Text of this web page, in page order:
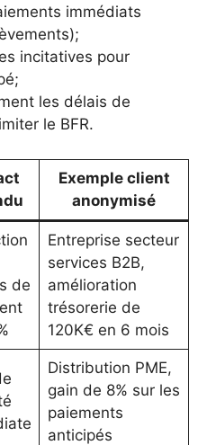
immédiats
incitatives pour
les délais de
le BFR.
Exemple client
anonymisé
de
Entreprise secteur
services B2B,
amélioration
trésorerie de
120K€ en 6 mois
Distribution PME,
gain de 8% sur les
paiements
anticipés